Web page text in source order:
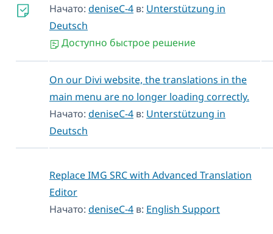
Начато: deniseC-4 в: Unterstützung in
Deutsch
Доступно быстрое решение
On our Divi website, the translations in the
main menu are no longer loading correctly.
Начато: deniseC-4 в: Unterstützung in
Deutsch
Replace IMG SRC with Advanced Translation
Editor
Начато: deniseC-4 в: English Support